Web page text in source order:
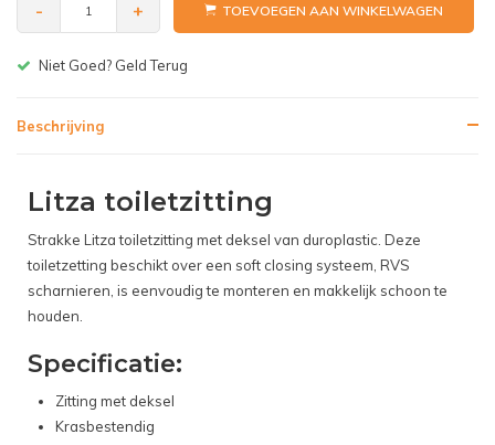
- + TOEVOEGEN AAN WINKELWAGEN
Gratis bezorgen v.a. € 150,-(NL)
Beschrijving
Litza toiletzitting
Strakke Litza toiletzitting met deksel van duroplastic. Deze
toiletzetting beschikt over een soft closing systeem, RVS
scharnieren, is eenvoudig te monteren en makkelijk schoon te
houden.
Specificatie:
Zitting met deksel
Krasbestendig